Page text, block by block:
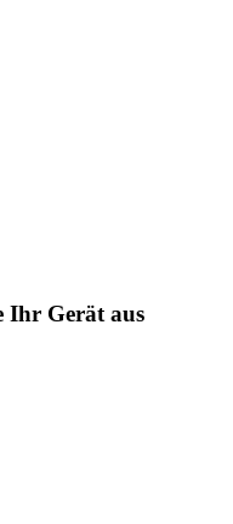
Ihr Gerät aus